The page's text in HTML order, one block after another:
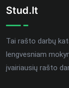
Stud.lt
Tai rašto darbų
lengvesniam
įvairiausių rašto